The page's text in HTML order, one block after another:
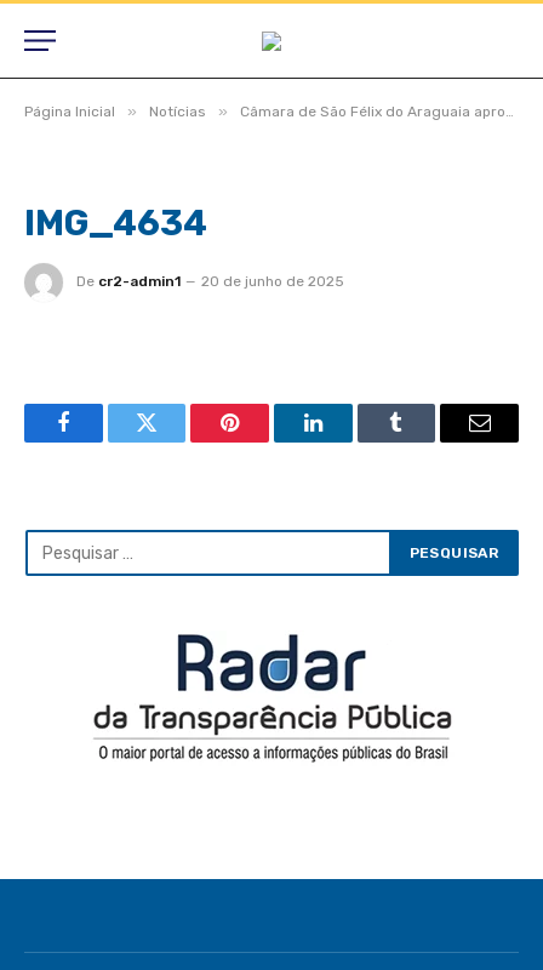
Página Inicial » Notícias » Câmara de São Félix do Araguaia aprova projetos estratégicos em dois turnos durante Sessão Ordinária e Extraordinária
IMG_4634
De cr2-admin1 20 de junho de 2025
FacebookTwitter Pinterest LinkedInTumblr Email